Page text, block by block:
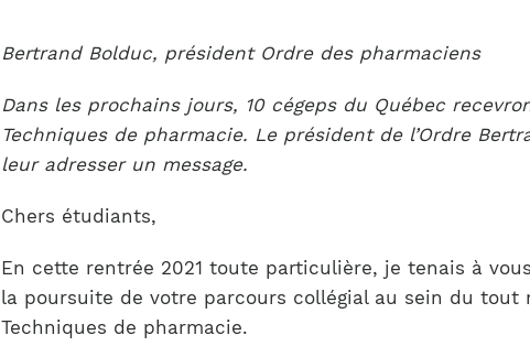
Bertrand Bolduc, président Ordre des pharmaciens
Dans les prochains jours, 10 cégeps du Québec
Techniques de pharmacie. Le président de l’Ordre
leur adresser un message.
Chers étudiants,
En cette rentrée 2021 toute particulière, je tenais à
la poursuite de votre parcours collégial au sein du tout
Techniques de pharmacie.